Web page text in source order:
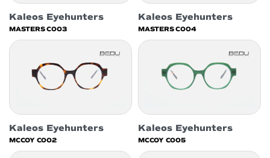
Kaleos Eyehunters
MASTERS C003
Kaleos Eyehunters
MASTERS C004
Kaleos Eyehunters
MCCOY C002
Kaleos Eyehunters
MCCOY C005